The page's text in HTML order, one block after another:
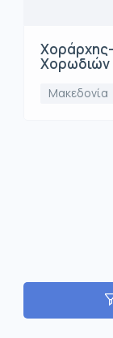
Χορωδιών
Μακεδονία